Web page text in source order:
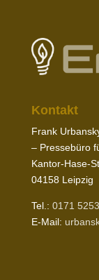
Kontakt
Frank
– Pres­sebüro
Kantor-​Hase-​
04158Leipzig
Tel.: 0171
E‑Mail: